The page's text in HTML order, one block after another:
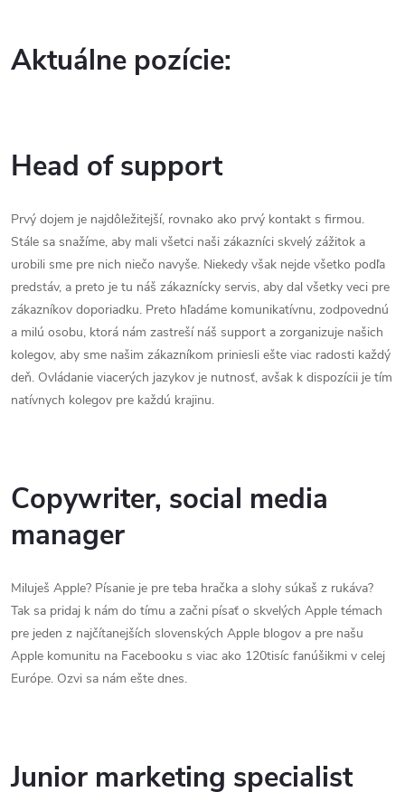
Aktuálne pozície:
Head of support
Prvý dojem je najdôležitejší, rovnako ako prvý kontakt s firmou.
Stále sa snažíme, aby mali všetci naši zákazníci skvelý zážitok a
urobili sme pre nich niečo navyše. Niekedy však nejde všetko podľa
predstáv, a preto je tu náš zákaznícky servis, aby dal všetky veci pre
zákazníkov doporiadku. Preto hľadáme komunikatívnu, zodpovednú
a milú osobu, ktorá nám zastreší náš support a zorganizuje našich
kolegov, aby sme našim zákazníkom priniesli ešte viac radosti každý
deň. Ovládanie viacerých jazykov je nutnosť, avšak k dispozícii je tím
natívnych kolegov pre každú krajinu.
Copywriter, social media
manager
Miluješ Apple? Písanie je pre teba hračka a slohy súkaš z rukáva?
Tak sa pridaj k nám do tímu a začni písať o skvelých Apple témach
pre jeden z najčítanejších slovenských Apple blogov a pre našu
Apple komunitu na Facebooku s viac ako 120tisíc fanúšikmi v celej
Európe. Ozvi sa nám ešte dnes.
Junior marketing specialist